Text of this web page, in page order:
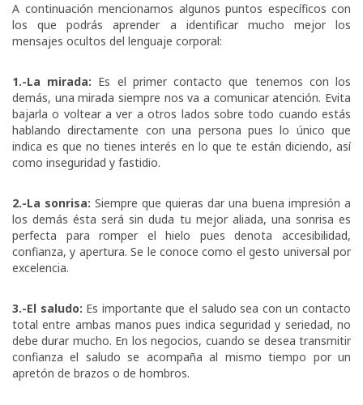
A continuación mencionamos algunos puntos específicos con
los que podrás aprender a identificar mucho mejor los
mensajes ocultos del lenguaje corporal:
1.-La mirada: Es el primer contacto que tenemos con los
demás, una mirada siempre nos va a comunicar atención. Evita
bajarla o voltear a ver a otros lados sobre todo cuando estás
hablando directamente con una persona pues lo único que
indica es que no tienes interés en lo que te están diciendo, así
como inseguridad y fastidio.
2.-La sonrisa: Siempre que quieras dar una buena impresión a
los demás ésta será sin duda tu mejor aliada, una sonrisa es
perfecta para romper el hielo pues denota accesibilidad,
confianza, y apertura. Se le conoce como el gesto universal por
excelencia.
3.-El saludo: Es importante que el saludo sea con un contacto
total entre ambas manos pues indica seguridad y seriedad, no
debe durar mucho. En los negocios, cuando se desea transmitir
confianza el saludo se acompaña al mismo tiempo por un
apretón de brazos o de hombros.